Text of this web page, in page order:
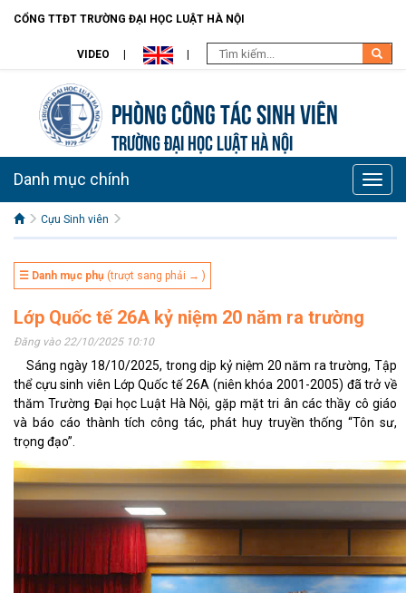
CỔNG TTĐT TRƯỜNG ĐẠI HỌC LUẬT HÀ NỘI
VIDEO
Phòng Công tác sinh viên
TRƯỜNG ĐẠI HỌC LUẬT HÀ NỘI
Toggle
Danh mục chính
Cựu Sinh viên
☰ Danh mục phụ (trượt sang phải → )
Lớp Quốc tế 26A kỷ niệm 20 năm ra trường
Đăng vào 22/10/2025 10:10
Sáng ngày 18/10/2025, trong dịp kỷ niệm 20 năm ra trường, Tập
thể cựu sinh viên Lớp Quốc tế 26A (niên khóa 2001-2005) đã trở về
thăm Trường Đại học Luật Hà Nội, gặp mặt tri ân các thầy cô giáo
và báo cáo thành tích công tác, phát huy truyền thống “Tôn sư,
trọng đạo”.